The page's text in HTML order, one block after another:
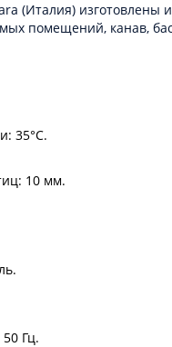
(Италия)
помещений, канав,
35°C.
10 мм.
Гц.